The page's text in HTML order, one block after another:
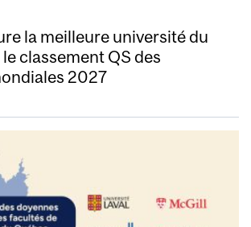
la meilleure université du
classement QS des
2027